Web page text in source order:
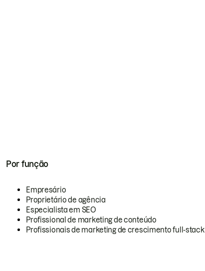
Por função
Empresário
Proprietário de agência
Especialista em SEO
Profissional de marketing de conteúdo
Profissionais de marketing de crescimento full-stack